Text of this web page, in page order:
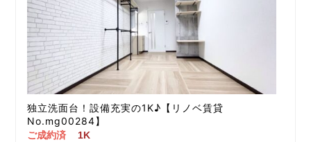
独立洗面台！設備充実の1K♪【リノベ賃貸
No.mg00284】
ご成約済
1K